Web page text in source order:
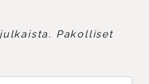
Pakolliset